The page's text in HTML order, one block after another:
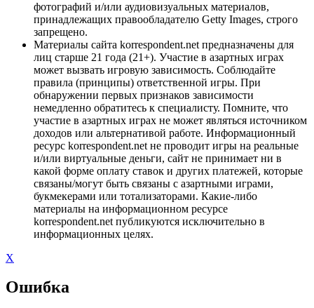
фотографий и/или аудиовизуальных материалов,
принадлежащих правообладателю Getty Images, строго
запрещено.
Материалы сайта korrespondent.net предназначены для
лиц старше 21 года (21+). Участие в азартных играх
может вызвать игровую зависимость. Соблюдайте
правила (принципы) ответственной игры. При
обнаружении первых признаков зависимости
немедленно обратитесь к специалисту. Помните, что
участие в азартных играх не может являться источником
доходов или альтернативой работе. Информационный
ресурс korrespondent.net не проводит игры на реальные
и/или виртуальные деньги, сайт не принимает ни в
какой форме оплату ставок и других платежей, которые
связаны/могут быть связаны с азартными играми,
букмекерами или тотализаторами. Какие-либо
материалы на информационном ресурсе
korrespondent.net публикуются исключительно в
информационных целях.
X
Ошибка